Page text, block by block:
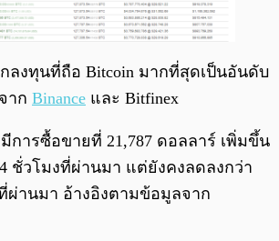
ลงทุนที่ถือ Bitcoin มากที่สุดเป็นอันดับ
าก Binance และ Bitfinex
การซื้อขายที่ 21,787 ดอลลาร์ เพิ่มขึ้น
ชั่วโมงที่ผ่านมา แต่ยังคงลดลงกว่า
ผ่านมา อ้างอิงตามข้อมูลจาก